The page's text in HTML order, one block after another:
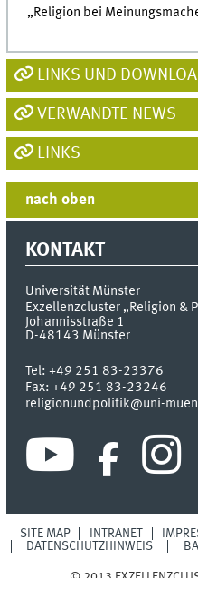
„Religion bei
LINKS UND
VERWANDTE NEWS
LINKS
nach oben
KONTAKT
Universität Münster
Exzellenzcluster „Religion &
Johannisstraße 1
D-48143 Münster
Tel:+49 251 83-23376
Fax:+49 251 83-23246
religionundpolitik@uni-
SITE MAP INTRANET
DATENSCHUTZHINWEIS
© 2013